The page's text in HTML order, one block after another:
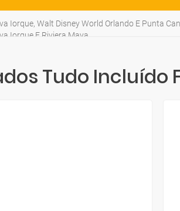
Iorque, Walt Disney World Orlando E Punta
Iorque E Riviera Maya
Tudo Incluído